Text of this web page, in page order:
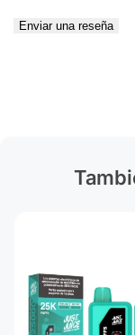
Enviar una reseña